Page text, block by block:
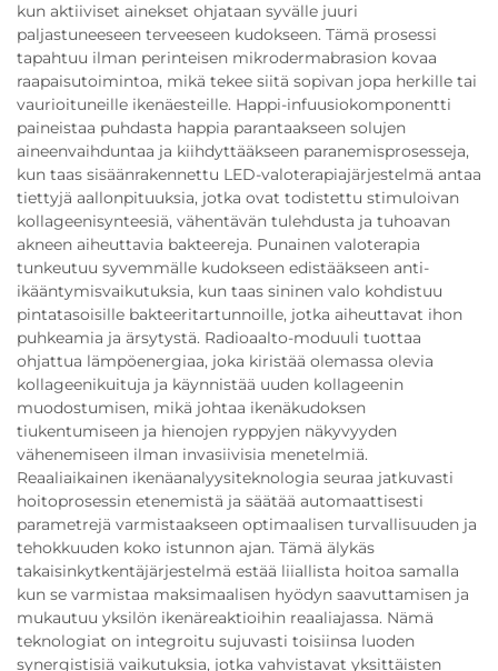
kun aktiiviset ainekset ohjataan syvälle juuri
paljastuneeseen terveeseen kudokseen. Tämä prosessi
tapahtuu ilman perinteisen mikrodermabrasion kovaa
raapaisutoimintoa, mikä tekee siitä sopivan jopa herkille tai
vaurioituneille ikenäesteille. Happi-infuusiokomponentti
paineistaa puhdasta happia parantaakseen solujen
aineenvaihduntaa ja kiihdyttääkseen paranemisprosesseja,
kun taas sisäänrakennettu LED-valoterapiajärjestelmä antaa
tiettyjä aallonpituuksia, jotka ovat todistettu stimuloivan
kollageenisynteesiä, vähentävän tulehdusta ja tuhoavan
akneen aiheuttavia bakteereja. Punainen valoterapia
tunkeutuu syvemmälle kudokseen edistääkseen anti-
ikääntymisvaikutuksia, kun taas sininen valo kohdistuu
pintatasoisille bakteeritartunnoille, jotka aiheuttavat ihon
puhkeamia ja ärsytystä. Radioaalto-moduuli tuottaa
ohjattua lämpöenergiaa, joka kiristää olemassa olevia
kollageenikuituja ja käynnistää uuden kollageenin
muodostumisen, mikä johtaa ikenäkudoksen
tiukentumiseen ja hienojen ryppyjen näkyvyyden
vähenemiseen ilman invasiivisia menetelmiä.
Reaaliaikainen ikenäanalyysiteknologia seuraa jatkuvasti
hoitoprosessin etenemistä ja säätää automaattisesti
parametrejä varmistaakseen optimaalisen turvallisuuden ja
tehokkuuden koko istunnon ajan. Tämä älykäs
takaisinkytkentäjärjestelmä estää liiallista hoitoa samalla
kun se varmistaa maksimaalisen hyödyn saavuttamisen ja
mukautuu yksilön ikenäreaktioihin reaaliajassa. Nämä
teknologiat on integroitu sujuvasti toisiinsa luoden
synergistisiä vaikutuksia, jotka vahvistavat yksittäisten